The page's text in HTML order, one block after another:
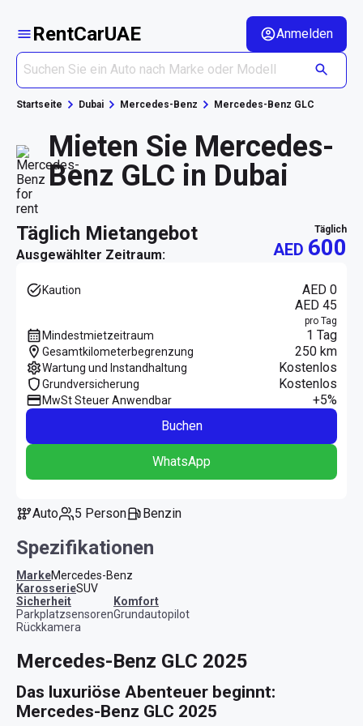
RentCarUAE Anmelden
Startseite Dubai Mercedes-Benz Mercedes-Benz GLC
Mieten Sie Mercedes-
Benz GLC in Dubai
täglich Mietangebot
Ausgewählter Zeitraum:
täglich
AED 600
Kaution
AED 0
AED 45
pro Tag
Mindestmietzeitraum 1 Tag
Gesamtkilometerbegrenzung 250 km
Wartung und Instandhaltung Kostenlos
Grundversicherung Kostenlos
MwSt Steuer Anwendbar
+5%
Buchen
WhatsApp
Auto 5 Person Benzin
Spezifikationen
MarkeMercedes-Benz
KarosserieSUV
Sicherheit
Parkplatzsensoren
Rückkamera
Komfort
Grundautopilot
Mercedes-Benz GLC 2025
Das luxuriöse Abenteuer beginnt:
Mercedes-Benz GLC 2025